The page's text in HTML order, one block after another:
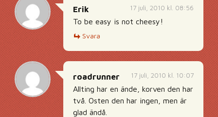
17 juli, 2010 kl. 08:56
Erik
To be easy is not cheesy!
Svara
17 juli, 2010 kl. 10:07
roadrunner
Allting har en ände, korven den har
två. Osten den har ingen, men är
glad ändå.